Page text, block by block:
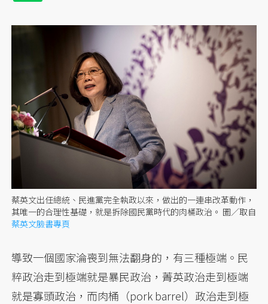
蔡英文出任總統、民進黨完全執政以來，做出的一連串改革動作，
其唯一的合理性基礎，就是拆除國民黨時代的肉桶政治。 圖／取自
蔡英文臉書專頁
導致一個國家淪喪到無法翻身的，有三種極端。民
粹政治走到極端就是暴民政治，菁英政治走到極端
就是寡頭政治，而肉桶（pork barrel）政治走到極